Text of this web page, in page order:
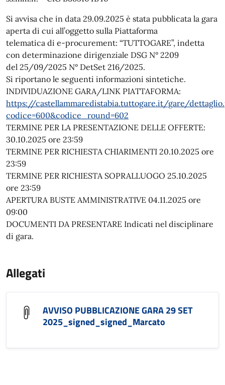
Si avvisa che in data 29.09.2025 è stata pubblicata la gara
aperta di cui all’oggetto sulla Piattaforma
telematica di e-procurement: “TUTTOGARE”, indetta
con determinazione dirigenziale DSG N° 2209
del 25/09/2025 N° DetSet 216/2025.
Si riportano le seguenti informazioni sintetiche.
INDIVIDUAZIONE GARA/LINK PIATTAFORMA:
https://castellammaredistabia.tuttogare.it/gare/
codice=600&codice_round=602
TERMINE PER LA PRESENTAZIONE DELLE OFFERTE:
30.10.2025 ore 23:59
TERMINE PER RICHIESTA CHIARIMENTI 20.10.2025 ore
23:59
TERMINE PER RICHIESTA SOPRALLUOGO 25.10.2025
ore 23:59
APERTURA BUSTE AMMINISTRATIVE 04.11.2025 ore
09:00
DOCUMENTI DA PRESENTARE Indicati nel disciplinare
di gara.
Allegati
AVVISO PUBBLICAZIONE GARA 29 SET
2025_signed_signed_Marcato